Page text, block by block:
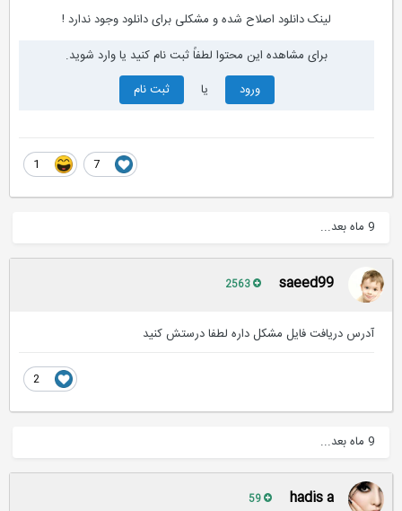
لینک دانلود اصلاح شده و مشکلی برای دانلود وجود ندارد !
برای مشاهده این محتوا لطفاً ثبت نام کنید یا وارد شوید.
ورود
ثبت نام
saeed99
آدرس دریافت فایل مشکل داره لطفا درستش کنید
hadis a